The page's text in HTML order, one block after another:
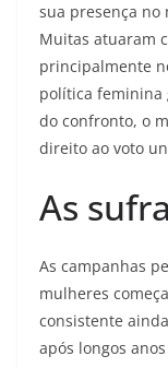
sua presença no
Muitas atuaram
principalmente
política feminina
do confronto, o
direito ao voto
As
As campanhas
mulheres
consistente
após longos